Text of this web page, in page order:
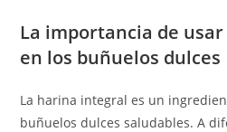
La importancia de
en los buñuelos dulces
La harina integral es un
buñuelos dulces saludables. A